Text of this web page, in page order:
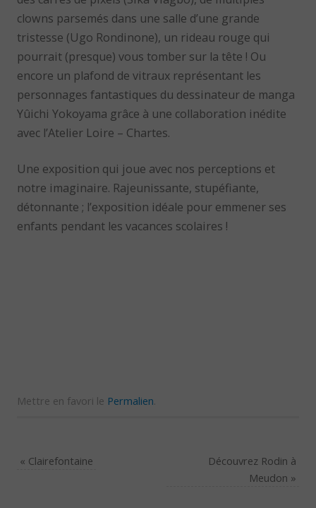
clowns parsemés dans une salle d’une grande
tristesse (Ugo Rondinone), un rideau rouge qui
pourrait (presque) vous tomber sur la tête ! Ou
encore un plafond de vitraux représentant les
personnages fantastiques du dessinateur de manga
Yûichi Yokoyama grâce à une collaboration inédite
avec l’Atelier Loire – Chartes.
Une exposition qui joue avec nos perceptions et
notre imaginaire. Rajeunissante, stupéfiante,
détonnante ; l’exposition idéale pour emmener ses
enfants pendant les vacances scolaires !
Mettre en favori le Permalien.
« Clairefontaine
Découvrez Rodin à
Meudon »